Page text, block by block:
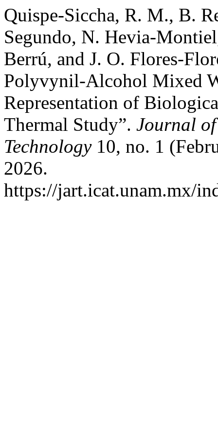
Quispe-Siccha, R. M., B.
Segundo, N. Hevia-
Berrú, and J. O. Flores-
Polyvynil-Alcohol Mixed
Representation of
Thermal Study”. Journal
Technology10, no. 1
2026.
https://jart.icat.unam.mx/